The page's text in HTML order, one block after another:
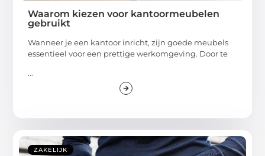
Waarom kiezen voor kantoormeubelen
gebruikt
Wanneer je een kantoor inricht, zijn goede meubels
essentieel voor een prettige werkomgeving. Door te
...
ZAKELIJK